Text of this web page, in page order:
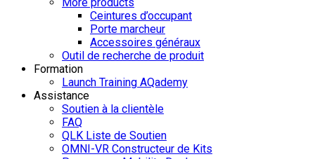
Ceintures d’occupant
Porte marcheur
Accessoires généraux
Outil de recherche de produit
Formation
Launch Training AQademy
Assistance
Soutien à la clientèle
FAQ
QLK Liste de Soutien
OMNI-VR Constructeur de Kits